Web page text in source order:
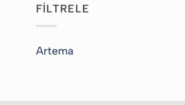
FİLTRELE
Artema